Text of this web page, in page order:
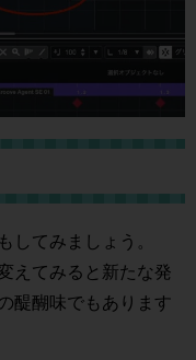
てみましょう。
えてみると新たな発
醍醐味でもあります